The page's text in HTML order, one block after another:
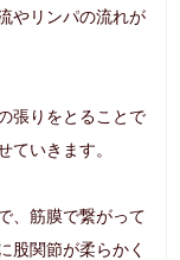
やリンパの流れが
張りをとることで
ていきます。
、筋膜で繋がって
股関節が柔らかく